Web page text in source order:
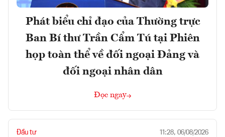
Phát biểu chỉ đạo của Thường trực
Ban Bí thư Trần Cẩm Tú tại Phiên
họp toàn thể về đối ngoại Đảng và
đối ngoại nhân dân
Đọc ngay
Đầu tư 11:28, 06/08/2026